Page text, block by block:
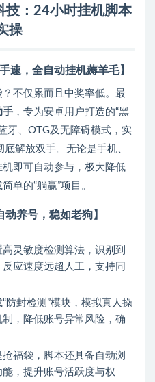
技：24小时挂机脚本
操
速，全自动挂机薅羊毛】
不仅累而且中奖率低。最
手 ，专为安卓用户打造的“黑
牙、OTG及无障碍模式，实
解放双手。无论是手机、
即可自动参与，极大降低
单的“躺赢”项目。
动养号，稳如老狗】
高灵敏度检测算法，识别到
应速度远超人工，支持同
防封检测”模块，模拟真人操
，降低账号异常风险，确
抢福袋，脚本还具备自动浏
，提升账号活跃度与权